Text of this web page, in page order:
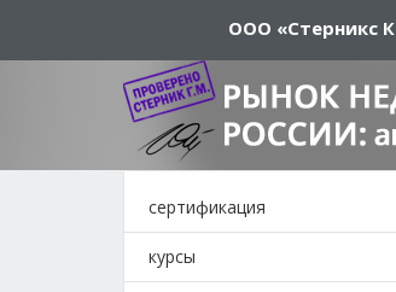
ООО «Стерникс
сертификация
курсы